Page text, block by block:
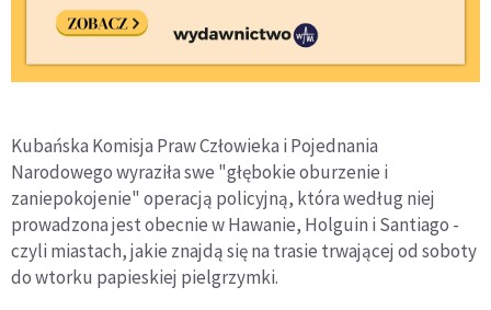
Kubańska Komisja Praw Człowieka i Pojednania
Narodowego wyraziła swe "głębokie oburzenie i
zaniepokojenie" operacją policyjną, która według niej
prowadzona jest obecnie w Hawanie, Holguin i Santiago -
czyli miastach, jakie znajdą się na trasie trwającej od soboty
do wtorku papieskiej pielgrzymki.